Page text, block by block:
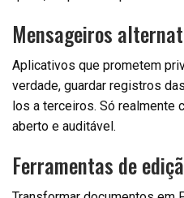
Mensageiros
Aplicativos que prometem
verdade, guardar registros
los a terceiros. Só realmente
aberto e auditável.
Ferramentas de